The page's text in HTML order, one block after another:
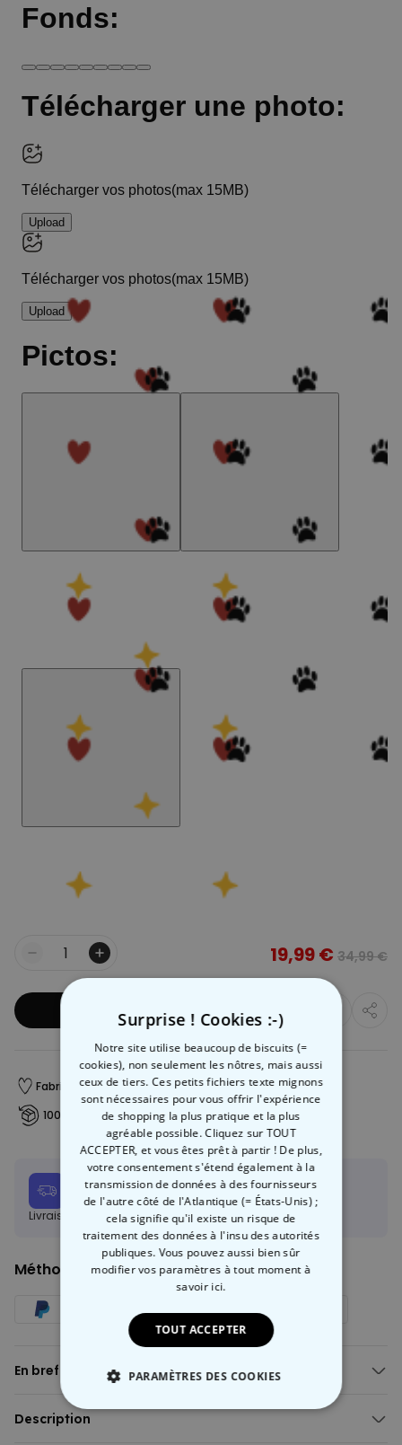
Quantité 19,99 € 34,99 €
Ajouter au panier
Fabriqué en Autriche
Livraison rapide
100 jours satisfait ou remboursé
Date de livraison
Mar, 11.08 – Jeu, 13.08
Livraison gratuite dès 60 €En savoir plus
Méthode de paiment :
En bref
Chaussettes amusantes avec vous et votre animal de
compagnie
Description
Surprise ! Cookies :-)
Notre site utilise beaucoup de biscuits (=
cookies), non seulement les nôtres, mais aussi
ceux de tiers. Ces petits fichiers texte mignons
sont nécessaires pour vous offrir l'expérience
de shopping la plus pratique et la plus
agréable possible. Cliquez sur TOUT
ACCEPTER, et vous êtes prêt à partir ! De plus,
votre consentement s'étend également à la
transmission de données à des fournisseurs
de l'autre côté de l'Atlantique (= États-Unis) ;
cela signifie qu'il existe un risque de
traitement des données à l'insu des autorités
publiques. Vous pouvez aussi bien sûr
modifier vos paramètres à tout momentà
savoir ici.
TOUT ACCEPTER
PARAMÈTRES DES COOKIES